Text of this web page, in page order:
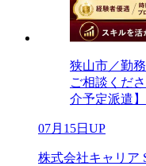
狭山市／勤
ご相談くだ
介予定派遣】
07月15日UP
株式会社キャリア